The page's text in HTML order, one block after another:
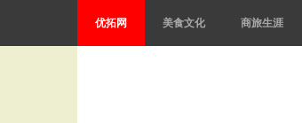
优拓网 美食文化 商旅生涯